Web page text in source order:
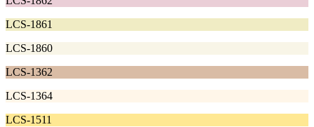
LCS-1861
LCS-1860
LCS-1362
LCS-1364
LCS-1511